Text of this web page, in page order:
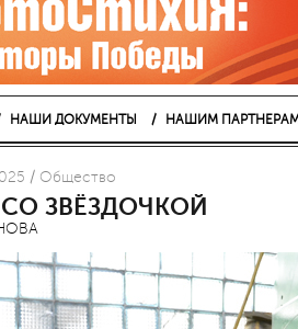
НАШИ ДОКУМЕНТЫ НАШИМ
/ Общество
ЗВЁЗДОЧКОЙ